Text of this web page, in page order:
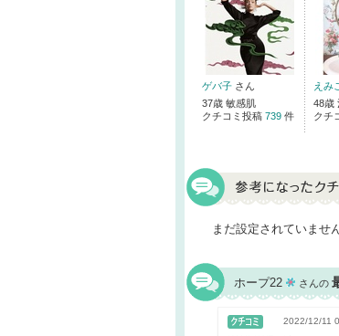
ゲバ子 さん
37歳 敏感肌
クチコミ投稿 739 件
えみ
48歳
クチ
まだ設定されていませ
ホープ22 さんの
2022/12/11